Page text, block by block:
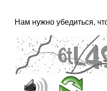
Нам нужно убедиться,